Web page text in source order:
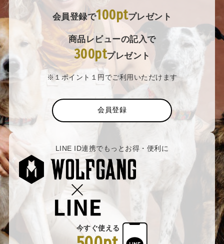
会員登録で100ptプレゼント
商品レビューの記入で
300ptプレゼント
※１ポイント１円でご利用いただけます
会員登録
LINE ID連携でもっとお得・便利に
今すぐ使える